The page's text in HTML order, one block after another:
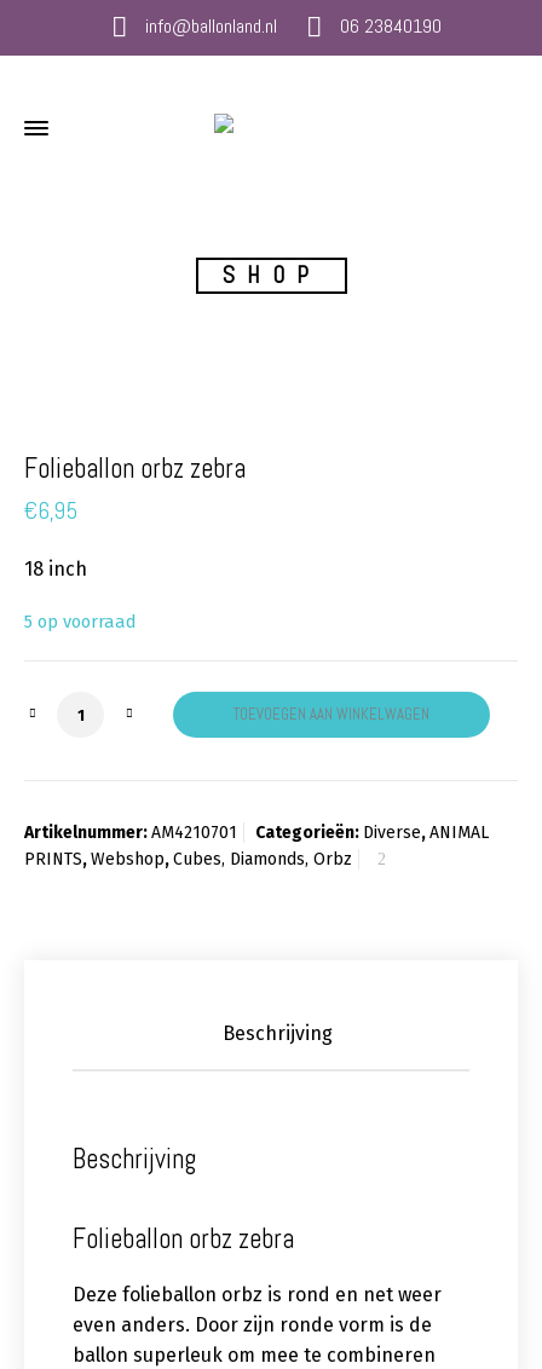
info@ballonland.nl 06 23840190
SHOP
Folieballon orbz zebra
€6,95
18 inch
5 op voorraad
Folieballon orbz zebra aantalTOEVOEGEN AAN WINKELWAGEN
Artikelnummer:AM4210701 Categorieën: Diverse,ANIMAL
PRINTS,Webshop,Cubes, Diamonds, Orbz
Beschrijving
Beschrijving
Folieballon orbz zebra
Deze folieballon orbz is rond en net weer
even anders. Door zijn ronde vorm is de
ballon superleuk om mee te combineren